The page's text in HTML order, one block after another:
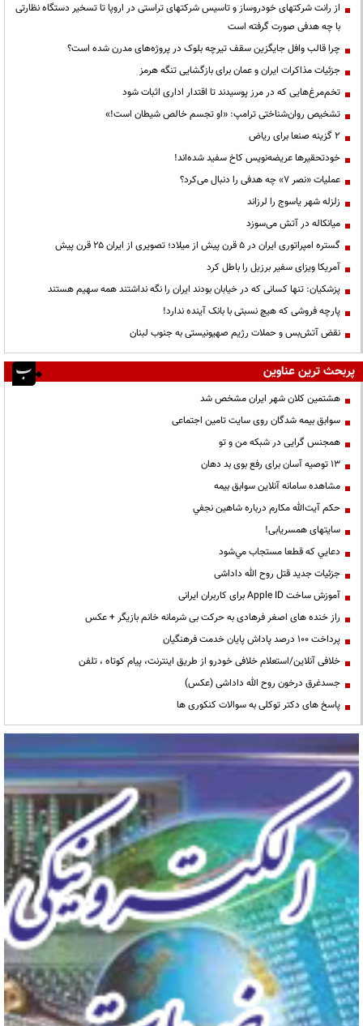
از رانت‌ شرکتهای خودروساز و تاسیس شرکتهای تراستی در اروپا تا تسخیر دستگاه نظارتی
با چه هدفی صورت گرفته است
چرا قالب وافل جایگزین سقف تیرچه بلوک در پروژه‌های مدرن شده است؟
جزئیات مذاکرات ایران و عمان برای بازگشایی تنگه هرمز
تخم‌مرغ‌هایی که در مرز پوسیدند تا اقتدار اداری اثبات شود
تشخیص روان‌شناختی ترامپ: «او تجسم خالص شیطان است!»
۲ گزینه صنعا برای ریاض
خودتحقیرها عریضه‌نویس کاخ سفید شده‌اند!
عملیات «نصر ۷» چه هدفی را دنبال می‌کرد؟
زلزله شهر یاسوج را لرزاند
میانکاله در آتش می‌سوزد
گستره امپراتوری ایران در ۵ قرن پیش از میلاد؛ تصویری از ایران ۲۵ قرن پیش
آمریکا ویزای سفیر برزیل را باطل کرد
پزشکیان: تنها کسانی که در خیابان بودند ایران را نگه نداشتند همه سهیم هستند
پارچه فروشی که هیچ نسبتی با بانک آینده ندارد!
نقض آتش‌بس و حملات رژیم صهیونیستی به جنوب لبنان
پربحث ترین عناوین
هشتمین کلان شهر ایران مشخص شد
سوابق بیمه شدگان روی سایت تامین اجتماعی
همجنس گرایی در شبکه من و تو
13 توصیه آسان برای رفع بوی بد دهان
مشاهده سامانه آنلاين سوابق بیمه
حكم آيت‌الله مكارم درباره شاهين نجفي
سایتهای همسریابی!
دعايي كه قطعا مستجاب مي‌شود
جزئیات جدید قتل روح الله داداشی
آموزش ساخت Apple ID برای کاربران ایرانی
راز خنده های اصغر فرهادی به حرکت بی شرمانه خانم بازیگر + عکس
پرداخت ۱۰۰ درصد پاداش پایان خدمت فرهنگیان
خلافی آنلاین/استعلام خلافی خودرو از طریق اینترنت، پیام کوتاه ، تلفن
جسدغرق درخون روح الله داداشی (عکس)
پاسخ های دکتر توکلی به سوالات کنکوری ها